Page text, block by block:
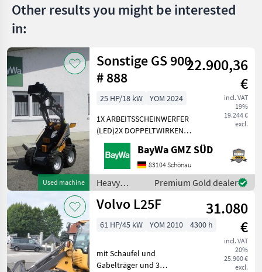
Other results you might be interested
in:
Used machine
Sonstige GS 900
# 888
22.900,36
€
incl. VAT
19%
19.244 €
excl.
25 HP/18 kW
YOM 2024
1X ARBEITSSCHEINWERFER
(LED)2X DOPPELTWIRKEND
MECHANISCHGEGENGEWICHT
UNTER DER TRITTGIANT
WERKZEUGAUFNAHMEMotor-
Moderner Kubota
Dreizylinderdieselmotor,
Typ
BayWa GMZ SÜD
83104 Schönau
Heavy
equipment/
construction
Sonstige
Premium Gold dealer
Volvo L25F
31.080
€
incl. VAT
20%
25.900 €
excl.
61 HP/45 kW YOM 2010 4300 h
mit Schaufel und
Gabelträger und 3